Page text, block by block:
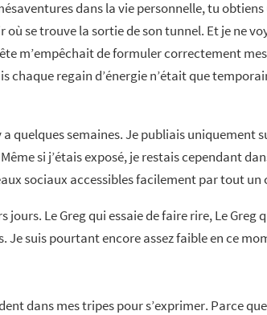
dans la vie personnelle, tu
se trouve la sortie de son tunnel. Et je ne
m’empêchait de formuler correctement
chaque regain d’énergie n’était que
quelques semaines. Je publiais uniquement
si j’étais exposé, je restais cependant
sociaux accessibles facilement par tout un
jours. Le Greg qui essaie de faire rire, Le Greg
Je suis pourtant encore assez faible en ce
dans mes tripes pour s’exprimer. Parce